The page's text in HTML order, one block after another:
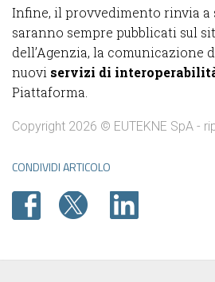
Infine, il provvedimento rinvia a
saranno sempre pubblicati sul
dell’Agenzia, la comunicazione
nuovi servizi di
Piattaforma.
Copyright 2026 © EUTEKNE SpA -
CONDIVIDI ARTICOLO